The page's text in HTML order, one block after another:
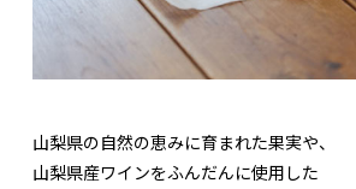
山梨県の自然の恵みに育まれた果実や、
山梨県産ワインをふんだんに使用した